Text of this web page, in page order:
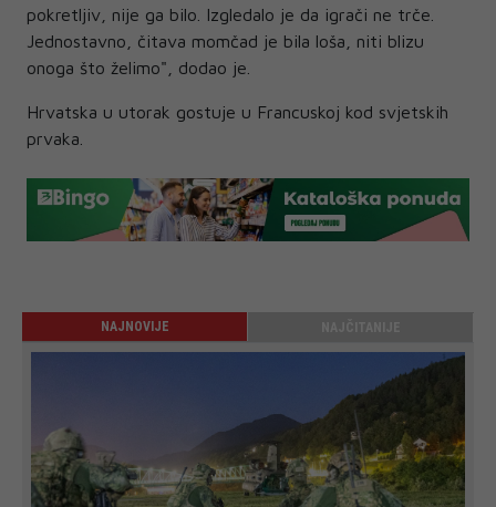
pokretljiv, nije ga bilo. Izgledalo je da igrači ne trče.
Jednostavno, čitava momčad je bila loša, niti blizu
onoga što želimo", dodao je.
Hrvatska u utorak gostuje u Francuskoj kod svjetskih
prvaka.
NAJNOVIJE